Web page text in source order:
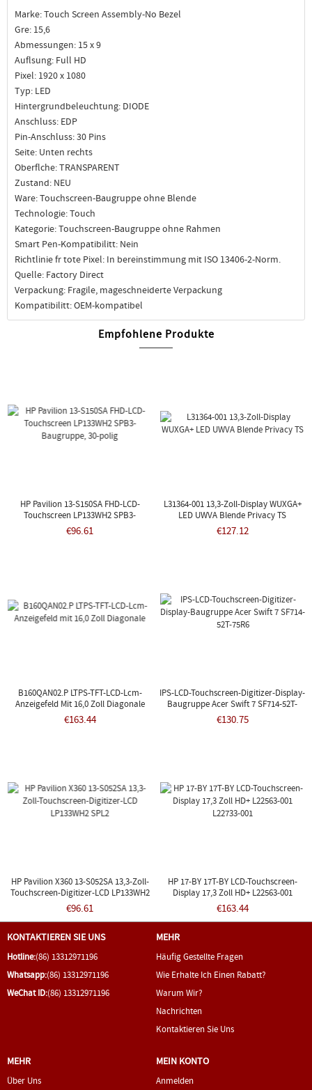
Marke: Touch Screen Assembly-No Bezel
Gre: 15,6
Abmessungen: 15 x 9
Auflsung: Full HD
Pixel: 1920 x 1080
Typ: LED
Hintergrundbeleuchtung: DIODE
Anschluss: EDP
Pin-Anschluss: 30 Pins
Seite: Unten rechts
Oberflche: TRANSPARENT
Zustand: NEU
Ware: Touchscreen-Baugruppe ohne Blende
Technologie: Touch
Kategorie: Touchscreen-Baugruppe ohne Rahmen
Smart Pen-Kompatibilitt: Nein
Richtlinie fr tote Pixel: In bereinstimmung mit ISO 13406-2-Norm.
Quelle: Factory Direct
Verpackung: Fragile, mageschneiderte Verpackung
Kompatibilitt: OEM-kompatibel
Empfohlene Produkte
HP Pavilion 13-S150SA FHD-LCD-
Touchscreen LP133WH2 SPB3-
Baugruppe, 30-Polig
€96.61
L31364-001 13,3-Zoll-Display WUXGA+
LED UWVA Blende Privacy TS
€127.12
B160QAN02.P LTPS-TFT-LCD-Lcm-
Anzeigefeld Mit 16,0 Zoll Diagonale
€163.44
IPS-LCD-Touchscreen-Digitizer-Display-
Baugruppe Acer Swift 7 SF714-52T-
75R6
€130.75
HP Pavilion X360 13-S052SA 13,3-Zoll-
Touchscreen-Digitizer-LCD LP133WH2
SPL2
€96.61
HP 17-BY 17T-BY LCD-Touchscreen-
Display 17,3 Zoll HD+ L22563-001
L22733-001
€163.44
KONTAKTIEREN SIE UNS
Hotline:(86) 13312971196
Whatsapp:(86) 13312971196
WeChat ID:(86) 13312971196
MEHR
Häufig Gestellte Fragen
Wie Erhalte Ich Einen Rabatt?
Warum Wir?
Nachrichten
Kontaktieren Sie Uns
MEHR
Über Uns
MEIN KONTO
Anmelden